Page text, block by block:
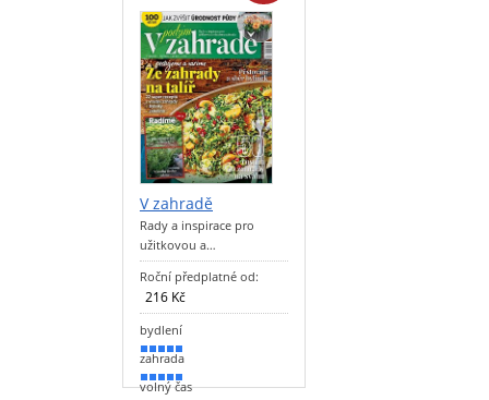
V zahradě
Rady a inspirace pro
užitkovou a…
Roční předplatné od:
216 Kč
bydlení
100 %
zahrada
90 %
volný čas